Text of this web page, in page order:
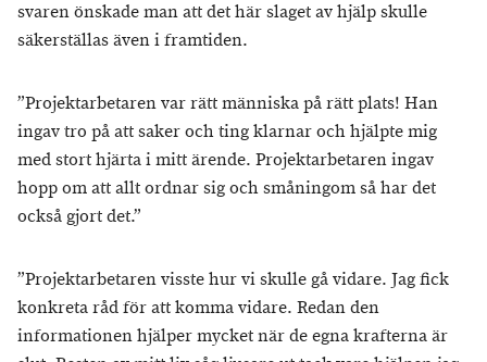
svaren önskade man att det här slaget av hjälp skulle
säkerställas även i framtiden.
”Projektarbetaren var rätt människa på rätt plats! Han
ingav tro på att saker och ting klarnar och hjälpte mig
med stort hjärta i mitt ärende. Projektarbetaren ingav
hopp om att allt ordnar sig och småningom så har det
också gjort det.”
”Projektarbetaren visste hur vi skulle gå vidare. Jag fick
konkreta råd för att komma vidare. Redan den
informationen hjälper mycket när de egna krafterna är